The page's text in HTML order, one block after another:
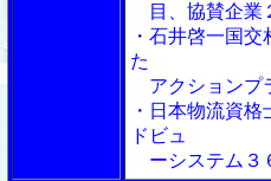
目、協賛企業
・石井啓一国
た
アクションプ
・日本物流資
ドビュ
ーシステム３